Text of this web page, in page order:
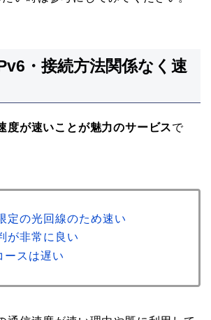
・接続方法関係なく速
度が速いことが魅力のサービスで
定の光回線のため速い
が非常に良い
ースは遅い